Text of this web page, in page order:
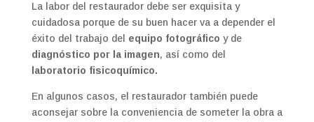
La labor del restaurador debe ser exquisita y
cuidadosa porque de su buen hacer va a depender el
éxito del trabajo del equipo fotográfico y de
diagnóstico por la imagen, así como del
laboratorio fisicoquímico.
En algunos casos, el restaurador también puede
aconsejar sobre la conveniencia de someter la obra a